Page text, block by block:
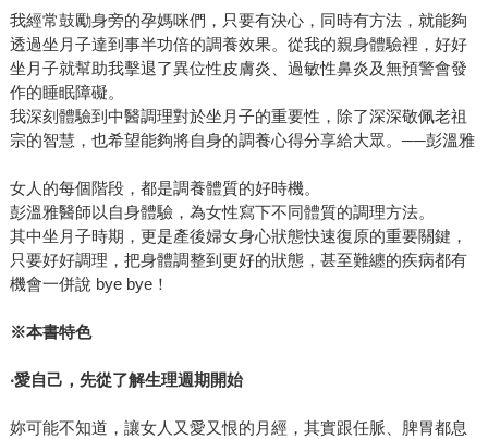
我經常鼓勵身旁的孕媽咪們，只要有決心，同時有方法，就能夠
透過坐月子達到事半功倍的調養效果。從我的親身體驗裡，好好
坐月子就幫助我擊退了異位性皮膚炎、過敏性鼻炎及無預警會發
作的睡眠障礙。
我深刻體驗到中醫調理對於坐月子的重要性，除了深深敬佩老祖
宗的智慧，也希望能夠將自身的調養心得分享給大眾。──彭溫雅
女人的每個階段，都是調養體質的好時機。
彭溫雅醫師以自身體驗，為女性寫下不同體質的調理方法。
其中坐月子時期，更是產後婦女身心狀態快速復原的重要關鍵，
只要好好調理，把身體調整到更好的狀態，甚至難纏的疾病都有
機會一併說 bye bye！
※本書特色
‧愛自己，先從了解生理週期開始
妳可能不知道，讓女人又愛又恨的月經，其實跟任脈、脾胃都息